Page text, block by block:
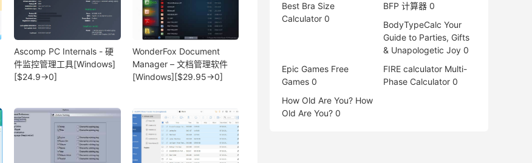
Ascomp PC Internals - 硬
件监控管理工具[Windows]
[$24.9→0]
WonderFox Document
Manager – 文档管理软件
[Windows][$29.95→0]
Best Bra Size
Calculator 0
BFP 计算器 0
BodyTypeCalc Your
Guide to Parties, Gifts
& Unapologetic Joy 0
Epic Games Free
Games 0
FIRE calculator Multi-
Phase Calculator 0
How Old Are You? How
Old Are You? 0